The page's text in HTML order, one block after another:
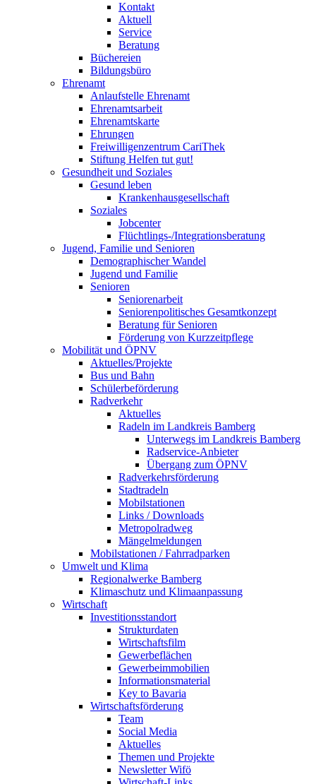
Kontakt
Aktuell
Service
Beratung
Büchereien
Bildungsbüro
Ehrenamt
Anlaufstelle Ehrenamt
Ehrenamtsarbeit
Ehrenamtskarte
Ehrungen
Freiwilligenzentrum CariThek
Stiftung Helfen tut gut!
Gesundheit und Soziales
Gesund leben
Krankenhausgesellschaft
Soziales
Jobcenter
Flüchtlings-/Integrationsberatung
Jugend, Familie und Senioren
Demographischer Wandel
Jugend und Familie
Senioren
Seniorenarbeit
Seniorenpolitisches Gesamtkonzept
Beratung für Senioren
Förderung von Kurzzeitpflege
Mobilität und ÖPNV
Aktuelles/Projekte
Bus und Bahn
Schülerbeförderung
Radverkehr
Aktuelles
Radeln im Landkreis Bamberg
Unterwegs im Landkreis Bamberg
Radservice-Anbieter
Übergang zum ÖPNV
Radverkehrsförderung
Stadtradeln
Mobilstationen
Links / Downloads
Metropolradweg
Mängelmeldungen
Mobilstationen / Fahrradparken
Umwelt und Klima
Regionalwerke Bamberg
Klimaschutz und Klimaanpassung
Wirtschaft
Investitionsstandort
Strukturdaten
Wirtschaftsfilm
Gewerbeflächen
Gewerbeimmobilien
Informationsmaterial
Key to Bavaria
Wirtschaftsförderung
Team
Social Media
Aktuelles
Themen und Projekte
Newsletter Wifö